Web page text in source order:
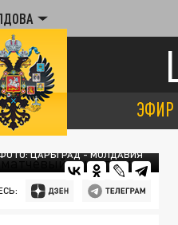
ЭФИР
ЦАРЬГРАД - МОЛДАВИЯ